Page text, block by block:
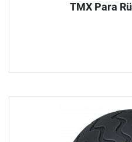
TMX Para